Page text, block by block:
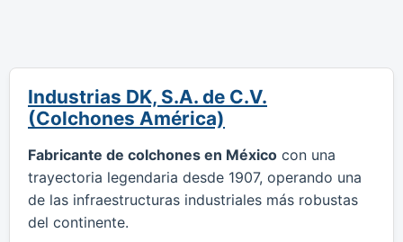
Industrias DK, S.A. de C.V.
(Colchones América)
Fabricante de colchones en México con una
trayectoria legendaria desde 1907, operando una
de las infraestructuras industriales más robustas
del continente.